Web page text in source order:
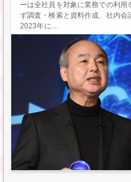
ーは全社員を対象に業務での利用
ず調査・検索と資料作成、社内
2023年に